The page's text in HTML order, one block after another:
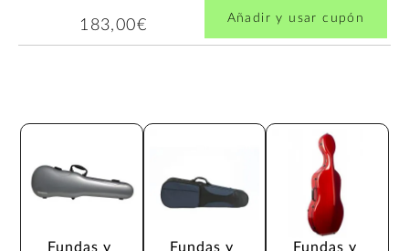
183,00€ Añadir y usar cupón
Fundas y
Fundas y
Fundas y